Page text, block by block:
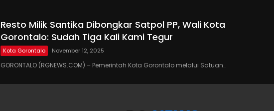
Resto Milik Santika Dibongkar Satpol PP, Wali Kota
Gorontalo: Sudah Tiga Kali Kami Tegur
Kota Gorontalo November 12, 2025
GORONTALO (RGNEWS.COM) – Pemerintah Kota Gorontalo melalui Satuan…